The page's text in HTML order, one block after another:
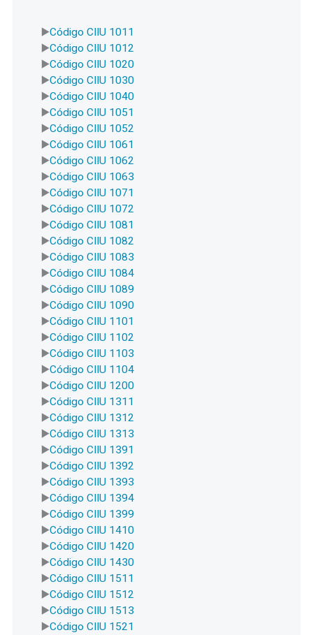
Código CIIU 1011
Código CIIU 1012
Código CIIU 1020
Código CIIU 1030
Código CIIU 1040
Código CIIU 1051
Código CIIU 1052
Código CIIU 1061
Código CIIU 1062
Código CIIU 1063
Código CIIU 1071
Código CIIU 1072
Código CIIU 1081
Código CIIU 1082
Código CIIU 1083
Código CIIU 1084
Código CIIU 1089
Código CIIU 1090
Código CIIU 1101
Código CIIU 1102
Código CIIU 1103
Código CIIU 1104
Código CIIU 1200
Código CIIU 1311
Código CIIU 1312
Código CIIU 1313
Código CIIU 1391
Código CIIU 1392
Código CIIU 1393
Código CIIU 1394
Código CIIU 1399
Código CIIU 1410
Código CIIU 1420
Código CIIU 1430
Código CIIU 1511
Código CIIU 1512
Código CIIU 1513
Código CIIU 1521